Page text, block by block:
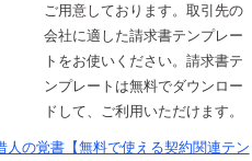
ご用意しております。取引先の
会社に適した請求書テンプレー
トをお使いください。請求書テ
ンプレートは無料でダウンロー
ドして、ご利用いただけます。
人の覚書【無料で使える契約関連テン